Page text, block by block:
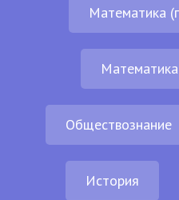
Математика
Обществознание
История